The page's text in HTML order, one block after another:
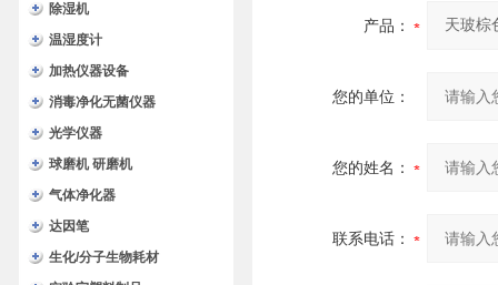
除湿机
温湿度计
加热仪器设备
消毒净化无菌仪器
光学仪器
球磨机 研磨机
气体净化器
达因笔
生化/分子生物耗材
产品：
您的单位：
您的姓名：
联系电话：